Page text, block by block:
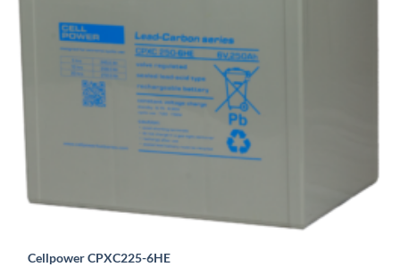
Cellpower CPXC225-6HE